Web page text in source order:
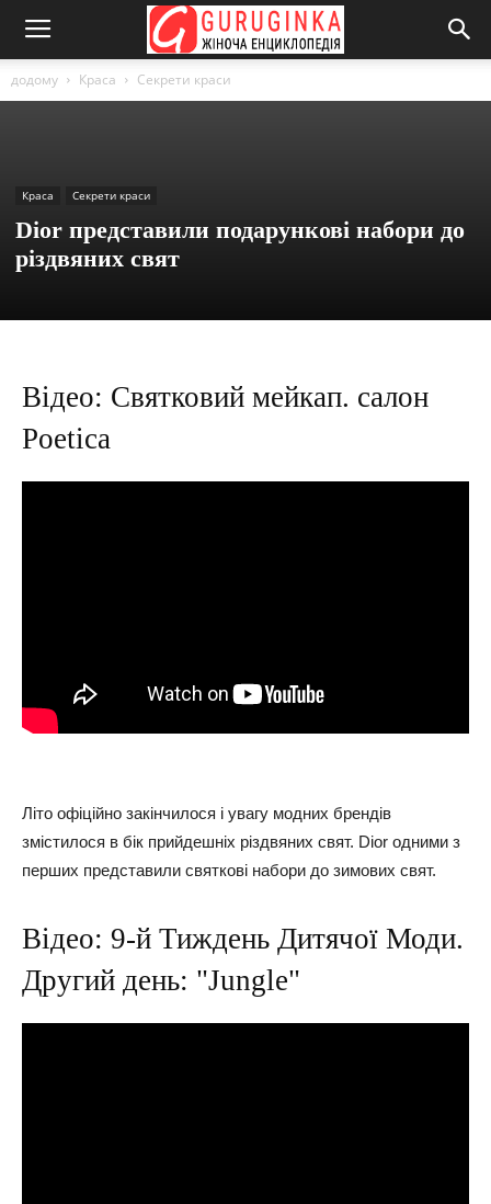
додому Краса Секрети краси
Краса Секрети краси
Dior представили подарункові набори до
різдвяних свят
Відео: Святковий мейкап. салон
Poetica
Літо офіційно закінчилося і увагу модних брендів
змістилося в бік прийдешніх різдвяних свят. Dior одними з
перших представили святкові набори до зимових свят.
Відео: 9-й Тиждень Дитячої Моди.
Другий день: "Jungle"